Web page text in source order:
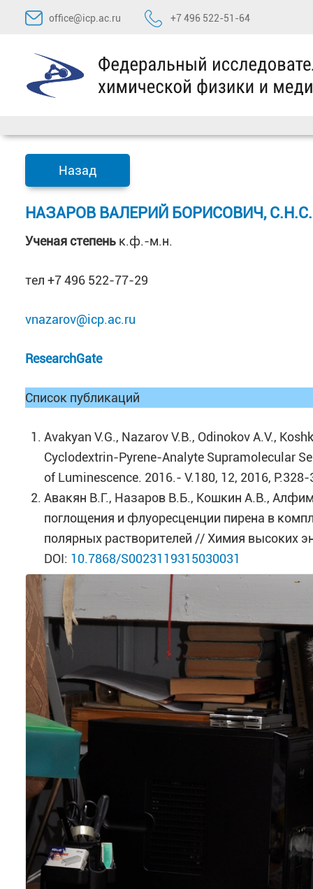
Перейти
содержимому
office@icp.ac.ru +7 496 522-51-64
Назад
НАЗАРОВ ВАЛЕРИЙ БОРИСОВИЧ, С.Н.С.
Ученая степень к.ф.-м.н.
тел +7 496 522-77-29
vnazarov@icp.ac.ru
ResearchGate
Список публикаций
Avakyan V.G., Nazarov V.B., Odinokov A.V.,
Cyclodextrin-Pyrene-Analyte Supramolecular
of Luminescence. 2016.- V.180, 12, 2016, P.328-
Авакян В.Г., Назаров В.Б., Кошкин А.В.,
поглощения и флуоресценции пирена в
полярных растворителей // Химия высоких
DOI: 10.7868/S0023119315030031